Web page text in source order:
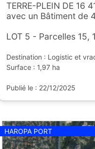
TERRE-PLEIN DE 16
avec un Bâtiment de
LOT 5 - Parcelles 15,
Destination : Logistic et
Surface : 1,97 ha
Publié le : 22/12/2025
HAROPA PORT